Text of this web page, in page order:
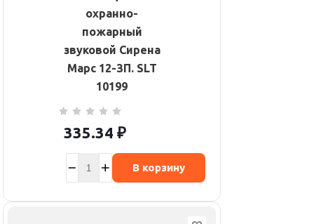
охранно-
пожарный
звуковой Сирена
Марс 12-ЗП. SLT
10199
335.34 ₽
В корзину